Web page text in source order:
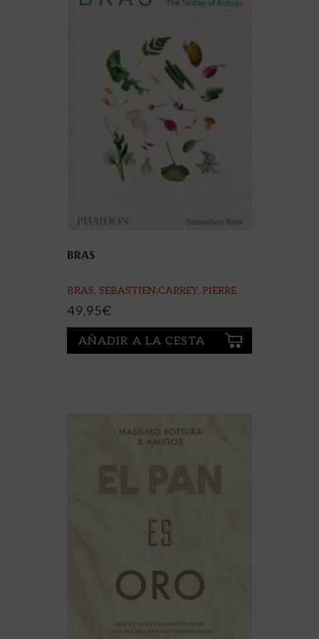
BRAS
BRAS, SEBASTIEN;CARREY, PIERRE
49,95€
AÑADIR A LA CESTA